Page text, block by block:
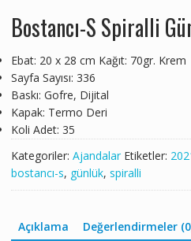
Bostancı-S Spiralli
Ebat: 20 x 28 cm Kağıt: 70gr. Krem
Sayfa Sayısı: 336
Baskı: Gofre, Dijital
Kapak: Termo Deri
Koli Adet: 35
Kategoriler: Ajandalar Etiketler:
bostancı-s, günlük, spiralli
Açıklama Değerlendirmeler